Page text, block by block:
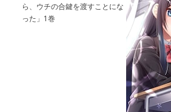
ら、ウチの合鍵を渡すことにな
った」1巻